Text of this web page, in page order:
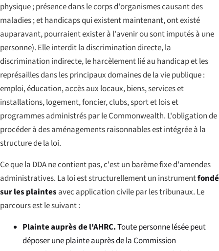
physique ; présence dans le corps d'organismes causant des
maladies ; et handicaps qui existent maintenant, ont existé
auparavant, pourraient exister à l'avenir ou sont imputés à une
personne). Elle interdit la discrimination directe, la
discrimination indirecte, le harcèlement lié au handicap et les
représailles dans les principaux domaines de la vie publique :
emploi, éducation, accès aux locaux, biens, services et
installations, logement, foncier, clubs, sport et lois et
programmes administrés par le Commonwealth. L'obligation de
procéder à des aménagements raisonnables est intégrée à la
structure de la loi.
Ce que la DDA ne contientpas, c'est un barème fixe d'amendes
administratives. La loi est structurellement un instrumentfondé
sur les plaintes avec application civile par les tribunaux. Le
parcours est le suivant :
Plainte auprès de l'AHRC.Toute personne lésée peut
déposer une plainte auprès de la Commission